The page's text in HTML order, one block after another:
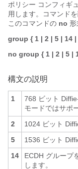
ポリシー コンフィギ
用します。コマンド
このコマンドの no 形
group {1 | 2 | 5 | 14 |
no group {1 | 2 | 5 |
構文の説明
1
768 ビット
モードではサポ
2
1024 ビット
5
1536 ビット
14
ECDH グループ
します。